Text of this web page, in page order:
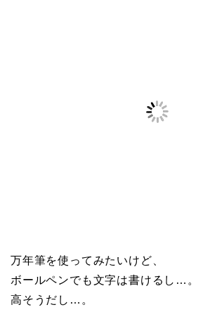
万年筆を使ってみたいけど、
ボールペンでも文字は書けるし…。
高そうだし…。